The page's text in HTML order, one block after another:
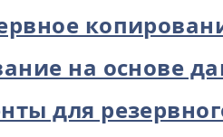
на основе
для